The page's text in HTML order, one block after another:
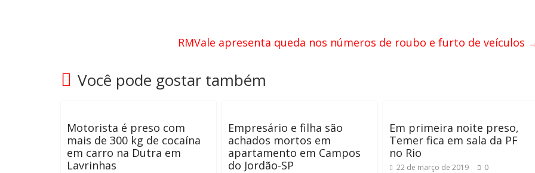
RMVale apresenta queda nos números de roubo e furto de veículos
Você pode gostar também
Motorista é preso com
mais de 300 kg de cocaína
em carro na Dutra em
Lavrinhas
Empresário e filha são
achados mortos em
apartamento em Campos
do Jordão-SP
Em primeira noite preso,
Temer fica em sala da PF
no Rio
22 de março de 2019 0